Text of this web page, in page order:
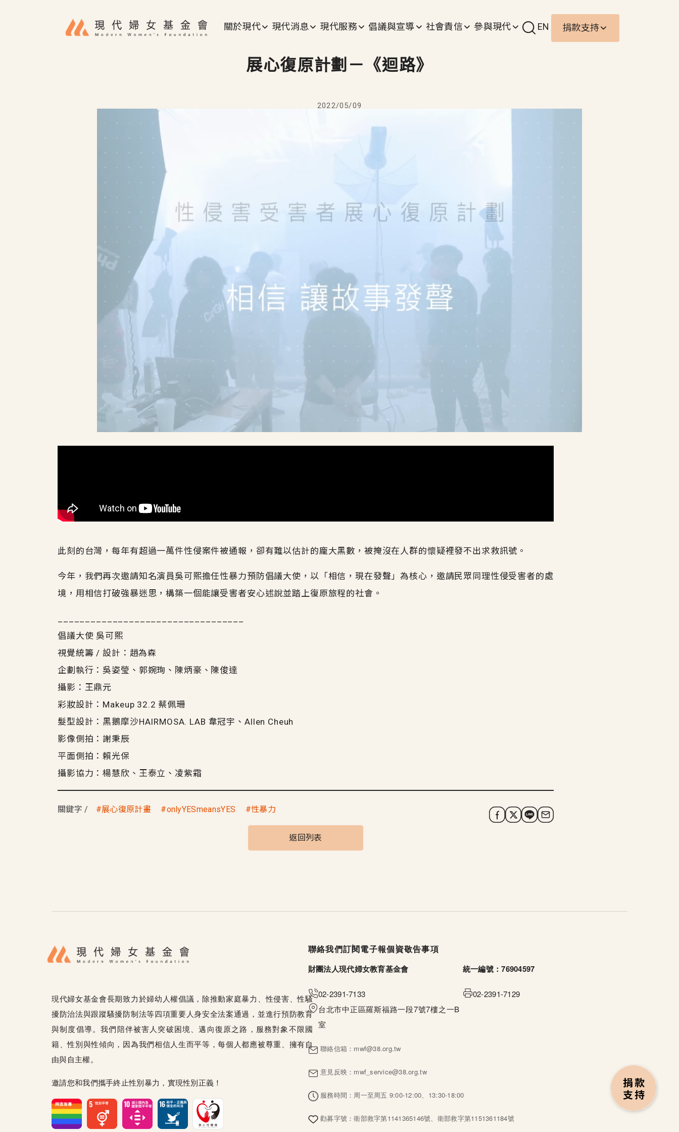
主選單
關於現代 現代消息 現代服務 倡議與宣導 社會責信 參與現代 EN 捐款支持
展心復原計劃－《迴路》
2022/05/09
此刻的台灣，每年有超過一萬件性侵案件被通報，卻有難以估計的龐大黑數，被掩沒在人群的懷疑裡發不出求救訊號。
今年，我們再次邀請知名演員吳可熙擔任性暴力預防倡議大使，以「相信，現在發聲」為核心，邀請民眾同理性侵受害者的處
境，用相信打破強暴迷思，構築一個能讓受害者安心述說並踏上復原旅程的社會。
倡議大使 吳可熙
視覺統籌 / 設計：趙為森
企劃執行：吳姿瑩、郭婉珣、陳炳豪、陳俊達
攝影：王鼎元
彩妝設計：Makeup 32.2 蔡佩珊
髮型設計：黑鵝摩沙HAIRMOSA. LAB 韋冠宇、Allen Cheuh
影像側拍：謝秉辰
平面側拍：賴光保
攝影協力：楊慧欣、王泰立、凌紫霜
關鍵字 展心復原計畫 onlyYESmeansYES 性暴力
返回列表
現代婦女基金會長期致力於婦幼人權倡議，除推動家庭暴力、性侵害、性騷
擾防治法與跟蹤騷擾防制法等四項重要人身安全法案通過，並進行預防教育
與制度倡導。我們陪伴被害人突破困境、邁向復原之路，服務對象不限國
籍、性別與性傾向，因為我們相信人生而平等，每個人都應被尊重、擁有自
由與自主權。
邀請您和我們攜手終止性別暴力，實現性別正義！
聯絡我們訂閱電子報個資敬告事項
財團法人現代婦女教育基金會 統一編號：76904597
02-2391-7133
02-2391-7129
台北市中正區羅斯福路一段7號7樓之一B
室
聯絡信箱： mwf@38.org.tw
意見反映： mwf_service@38.org.tw
服務時間：周一至周五 9:00-12:00、13:30-18:00
勸募字號：衛部救字第1141365146號、衛部救字第1151361184號